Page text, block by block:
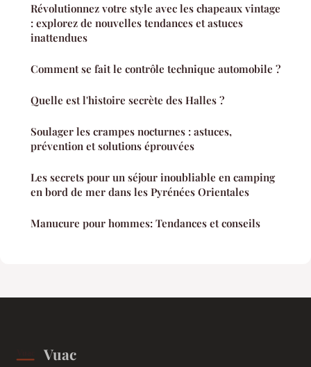
Révolutionnez votre style avec les chapeaux vintage
: explorez de nouvelles tendances et astuces
inattendues
Comment se fait le contrôle technique automobile ?
Quelle est l'histoire secrète des Halles ?
Soulager les crampes nocturnes : astuces,
prévention et solutions éprouvées
Les secrets pour un séjour inoubliable en camping
en bord de mer dans les Pyrénées Orientales
Manucure pour hommes: Tendances et conseils
Vuac